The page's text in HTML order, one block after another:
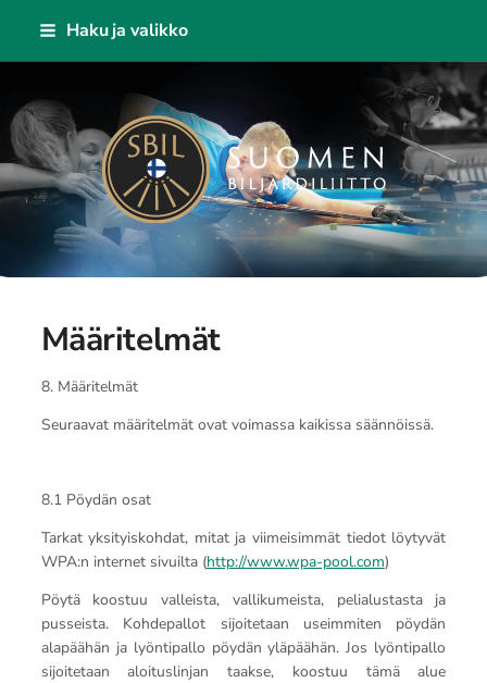
Siirry
Haku ja valikko
Suomen Biljardiliitto ry
Määritelmät
8. Määritelmät
Seuraavat määritelmät ovat voimassa kaikissa säännöissä.
8.1 Pöydän osat
Tarkat yksityiskohdat, mitat ja viimeisimmät tiedot löytyvät
WPA:n internet sivuilta (http://www.wpa-pool.com)
Pöytä koostuu valleista, vallikumeista, pelialustasta ja
pusseista. Kohdepallot sijoitetaan useimmiten pöydän
alapäähän ja lyöntipallo pöydän yläpäähän. Jos lyöntipallo
sijoitetaan aloituslinjan taakse, koostuu tämä alue